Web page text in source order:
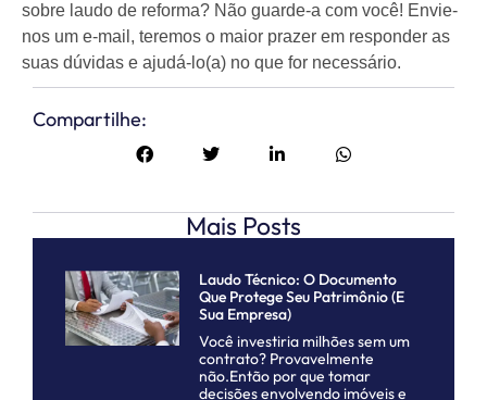
sobre laudo de reforma? Não guarde-a com você! Envie-
nos um e-mail, teremos o maior prazer em responder as
suas dúvidas e ajudá-lo(a) no que for necessário.
Compartilhe:
Mais Posts
Laudo Técnico: O Documento
Que Protege Seu Patrimônio (e
Sua Empresa)
Você investiria milhões sem um
contrato? Provavelmente
não.Então por que tomar
decisões envolvendo imóveis e